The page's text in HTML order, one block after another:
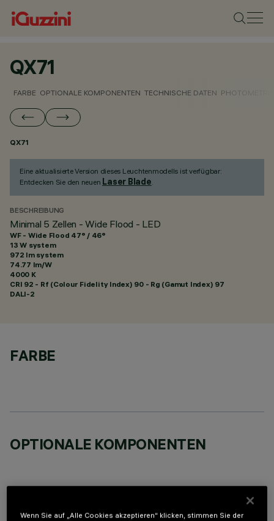
QX71
FARBE OPTIONALE KOMPONENTEN TECHNISCHE DATEN
QX71
Eine aktualisierte Version dieses Leuchtenmodells ist verfügbar:
Entdecken Sie den neuen Laser Blade.
BESCHREIBUNG
Minimal 5 Zellen - Wide Flood - LED
WF - Wide Flood 47° / 46°
13 W system
972 lm system
74.77 lm/W
4000 K
CRI 92 - Rf (Colour Fidelity Index) 90 - Rg (Gamut Index) 97
DALI-2
FARBE
OPTIONALE KOMPONENTEN
Wenn Sie auf „Alle Cookies akzeptieren“ klicken, stimmen Sie der